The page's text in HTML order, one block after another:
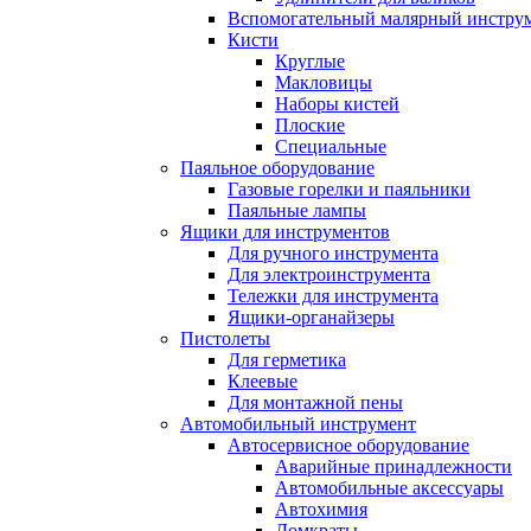
Вспомогательный малярный
Кисти
Круглые
Макловицы
Наборы кистей
Плоские
Специальные
Паяльное оборудование
Газовые горелки и паяльники
Паяльные лампы
Ящики для инструментов
Для ручного инструмента
Для электроинструмента
Тележки для инструмента
Ящики-органайзеры
Пистолеты
Для герметика
Клеевые
Для монтажной пены
Автомобильный инструмент
Автосервисное оборудование
Аварийные принадлежности
Автомобильные аксессуары
Автохимия